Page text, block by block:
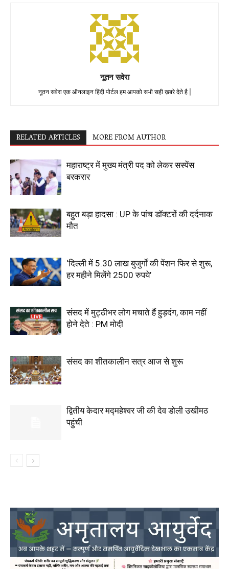
नूतन सवेरा
नूतन सवेरा एक ऑनलाइन हिंदी पोर्टल हम आपको सभी सही ख़बरे देते है |
RELATED ARTICLES MORE FROM AUTHOR
महाराष्ट्र में मुख्य मंत्री पद को लेकर सस्पेंस
बरकरार
बहुत बड़ा हादसा : UP के पांच डॉक्टरों की दर्दनाक
मौत
‘दिल्ली में 5.30 लाख बुजुर्गों की पेंशन फिर से शुरू,
हर महीने मिलेंगे 2500 रुपये’
संसद में मुट्ठीभर लोग मचाते हैं हुड़दंग, काम नहीं
होने देते : PM मोदी
संसद का शीतकालीन सत्र आज से शुरू
द्वितीय केदार मद्महेश्वर जी की देव डोली उखीमठ
पहुंची